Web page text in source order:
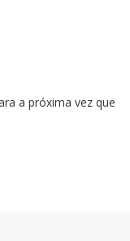
a próxima vez que